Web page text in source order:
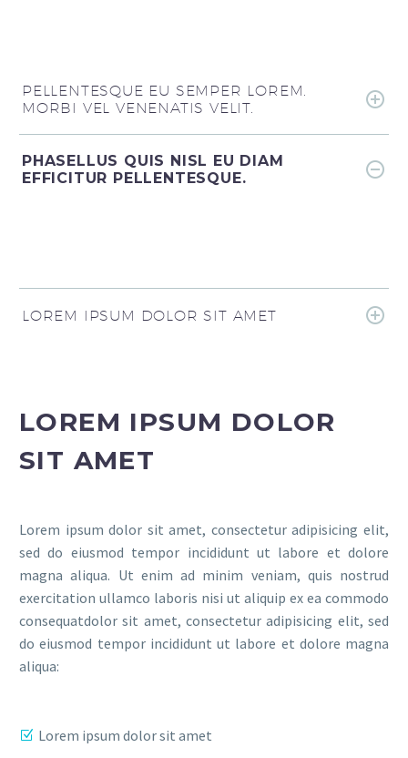
PELLENTESQUE EU SEMPER LOREM.
MORBI VEL VENENATIS VELIT.
PHASELLUS QUIS NISL EU DIAM
EFFICITUR PELLENTESQUE.
LOREM IPSUM DOLOR SIT AMET
LOREM IPSUM DOLOR
SIT AMET
Lorem ipsum dolor sit amet, consectetur adipisicing elit,
sed do eiusmod tempor incididunt ut labore et dolore
magna aliqua. Ut enim ad minim veniam, quis nostrud
exercitation ullamco laboris nisi ut aliquip ex ea commodo
consequatdolor sit amet, consectetur adipisicing elit, sed
do eiusmod tempor incididunt ut labore et dolore magna
aliqua:
Lorem ipsum dolor sit amet